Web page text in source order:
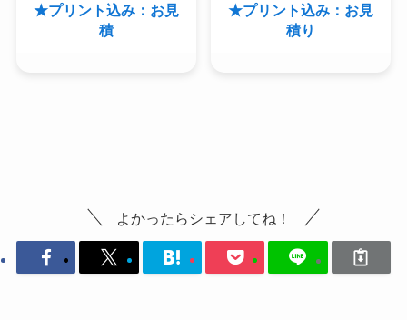
★プリント込み：お見
積
★プリント込み：お見
積り
よかったらシェアしてね！